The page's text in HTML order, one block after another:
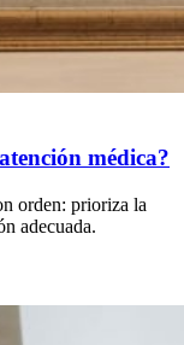
médica?
orden: prioriza la
adecuada.